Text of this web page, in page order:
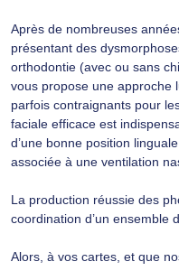
Après de nombreuses
présentant des
orthodontie (avec ou sans
vous propose une approche
parfois contraignants pour
faciale efficace est
d’une bonne position
associée à une ventilation
La production réussie des
coordination d’un ensemble
Alors, à vos cartes, et que